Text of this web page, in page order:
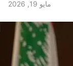
مايو 19, 2026